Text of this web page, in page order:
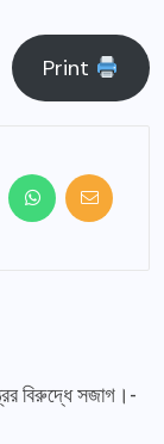
Print
বিরুদ্ধে সজাগ।-